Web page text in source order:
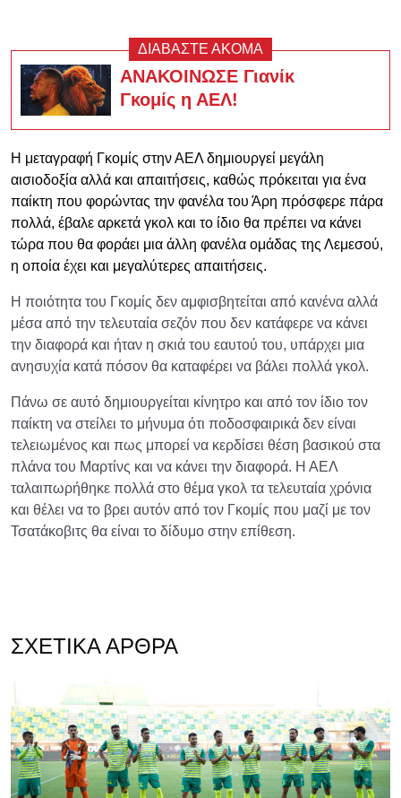
ΔΙΑΒΑΣΤΕ ΑΚΟΜΑ
ΑΝΑΚΟΙΝΩΣΕ Γιανίκ
Γκομίς η ΑΕΛ!
Η μεταγραφή Γκομίς στην ΑΕΛ δημιουργεί μεγάλη
αισιοδοξία αλλά και απαιτήσεις, καθώς πρόκειται για ένα
παίκτη που φορώντας την φανέλα του Άρη πρόσφερε πάρα
πολλά, έβαλε αρκετά γκολ και το ίδιο θα πρέπει να κάνει
τώρα που θα φοράει μια άλλη φανέλα ομάδας της Λεμεσού,
η οποία έχει και μεγαλύτερες απαιτήσεις.
Η ποιότητα του Γκομίς δεν αμφισβητείται από κανένα αλλά
μέσα από την τελευταία σεζόν που δεν κατάφερε να κάνει
την διαφορά και ήταν η σκιά του εαυτού του, υπάρχει μια
ανησυχία κατά πόσον θα καταφέρει να βάλει πολλά γκολ.
Πάνω σε αυτό δημιουργείται κίνητρο και από τον ίδιο τον
παίκτη να στείλει το μήνυμα ότι ποδοσφαιρικά δεν είναι
τελειωμένος και πως μπορεί να κερδίσει θέση βασικού στα
πλάνα του Μαρτίνς και να κάνει την διαφορά. Η ΑΕΛ
ταλαιπωρήθηκε πολλά στο θέμα γκολ τα τελευταία χρόνια
και θέλει να το βρει αυτόν από τον Γκομίς που μαζί με τον
Τσατάκοβιτς θα είναι το δίδυμο στην επίθεση.
ΣΧΕΤΙΚΆ ΆΡΘΡΑ